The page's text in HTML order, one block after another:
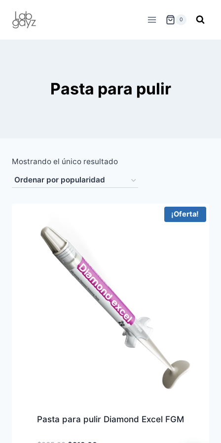
0
Pasta para pulir
Mostrando el único resultado
¡Oferta!
Pasta para pulir Diamond Excel FGM